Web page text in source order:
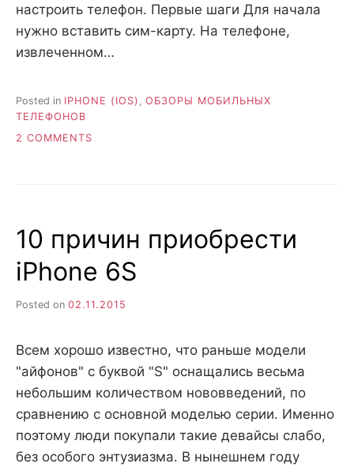
настроить телефон. Первые шаги Для начала
нужно вставить сим-карту. На телефоне,
извлеченном…
Posted in IPHONE (IOS) , ОБЗОРЫ МОБИЛЬНЫХ
ТЕЛЕФОНОВ
2 COMMENTS
НОВЫМ
IPHONE
10 причин приобрести
iPhone 6S
Posted on 02.11.2015
Всем хорошо известно, что раньше модели
"айфонов" с буквой "S" оснащались весьма
небольшим количеством нововведений, по
сравнению с основной моделью серии. Именно
поэтому люди покупали такие девайсы слабо,
без особого энтузиазма. В нынешнем году